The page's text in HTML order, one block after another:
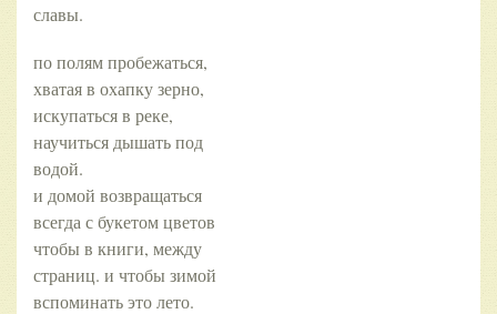
славы.
по полям пробежаться,
хватая в охапку зерно,
искупаться в реке,
научиться дышать под
водой.
и домой возвращаться
всегда с букетом цветов
чтобы в книги, между
страниц. и чтобы зимой
вспоминать это лето.